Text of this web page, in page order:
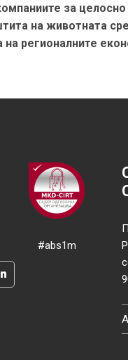
за
на животната
на регионалните
#abs1m